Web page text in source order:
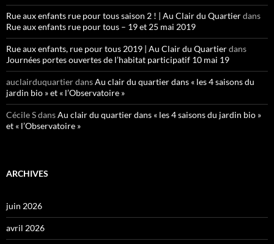
Rue aux enfants rue pour tous saison 2 ! | Au Clair du Quartierdans
Rue aux enfants rue pour tous – 19 et 25 mai 2019
Rue aux enfants, rue pour tous 2019 | Au Clair du Quartierdans
Journées portes ouvertes de l’habitat participatif 10 mai 19
auclairduquartierdansAu clair du quartier dans « les 4 saisons du
jardin bio » et « l’Observatoire »
Cécile SdansAu clair du quartier dans « les 4 saisons du jardin bio »
et « l’Observatoire »
ARCHIVES
juin 2026
avril 2026